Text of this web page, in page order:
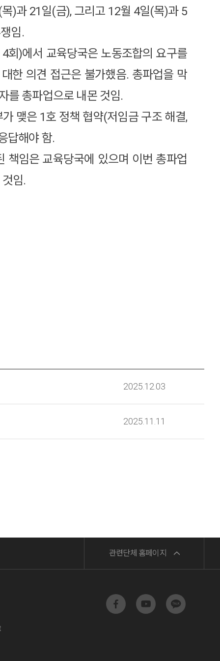
)과 21일(금), 그리고 12월 4일(목)과 5
임.
회)에서 교육당국은 노동조합의 요구를
한 의견 접근은 불가했음. 총파업을 막
를 총파업으로 내몬 것임.
맺은 1호 정책 협약(저임금 구조 해결,
답해야 함.
책임은 교육당국에 있으며 이번 총파업
임.
2025.12.03
2025.11.11
관련단체 홈페이지
민주노총
전교조